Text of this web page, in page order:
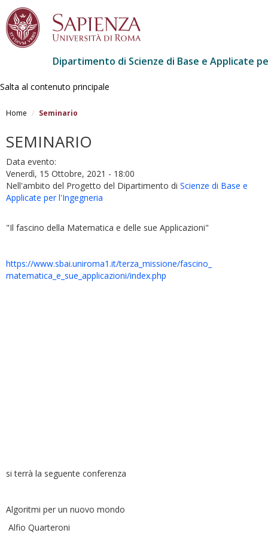
Salta al contenuto principale
Dipartimento di Scienze di Base e Applicate
Home Seminario
SEMINARIO
Data evento:
Venerdì, 15 Ottobre, 2021 - 18:00
Nell'ambito del Progetto del Dipartimento di Scienze di Base e
Applicate per l'Ingegneria
"Il fascino della Matematica e delle sue Applicazioni"
https://www.sbai.uniroma1.it/terza_missione/fascino_
matematica_e_sue_applicazioni/index.php
si terrà la seguente conferenza
Algoritmi per un nuovo mondo
Alfio Quarteroni